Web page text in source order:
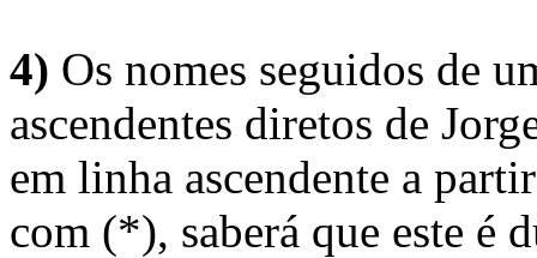
4) Os nomes seguidos de
ascendentes diretos de
em linha ascendente a
com (*), saberá que este é